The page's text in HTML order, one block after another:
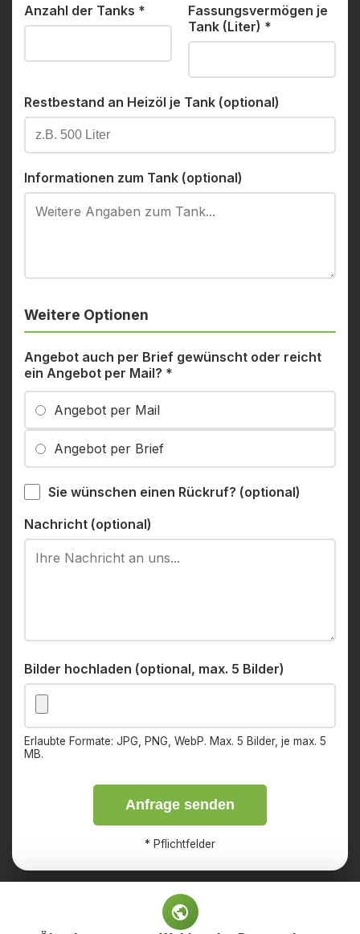
Anzahl der Tanks *
Fassungsvermögen je
Tank (Liter) *
Restbestand an Heizöl je Tank (optional)
Informationen zum Tank (optional)
Weitere Optionen
Angebot auch per Brief gewünscht oder reicht
ein Angebot per Mail? *
Angebot per Mail
Angebot per Brief
Sie wünschen einen Rückruf? (optional)
Nachricht (optional)
Bilder hochladen (optional, max. 5 Bilder)
Erlaubte Formate: JPG, PNG, WebP. Max. 5 Bilder, je max. 5
MB.
Anfrage senden
* Pflichtfelder